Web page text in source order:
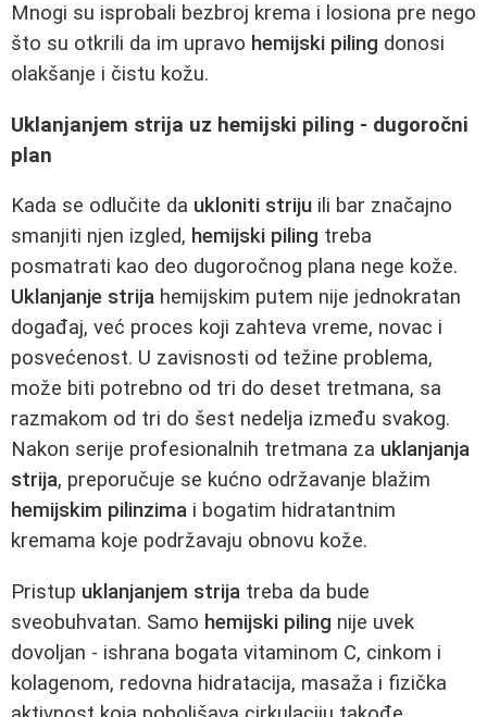
Mnogi su isprobali bezbroj krema i losiona pre nego
što su otkrili da im upravo hemijski piling donosi
olakšanje i čistu kožu.
Uklanjanjem strija uz hemijski piling - dugoročni
plan
Kada se odlučite da ukloniti striju ili bar značajno
smanjiti njen izgled, hemijski piling treba
posmatrati kao deo dugoročnog plana nege kože.
Uklanjanje strija hemijskim putem nije jednokratan
događaj, već proces koji zahteva vreme, novac i
posvećenost. U zavisnosti od težine problema,
može biti potrebno od tri do deset tretmana, sa
razmakom od tri do šest nedelja između svakog.
Nakon serije profesionalnih tretmana za uklanjanja
strija, preporučuje se kućno održavanje blažim
hemijskim pilinzima i bogatim hidratantnim
kremama koje podržavaju obnovu kože.
Pristup uklanjanjem strija treba da bude
sveobuhvatan. Samo hemijski piling nije uvek
dovoljan - ishrana bogata vitaminom C, cinkom i
kolagenom, redovna hidratacija, masaža i fizička